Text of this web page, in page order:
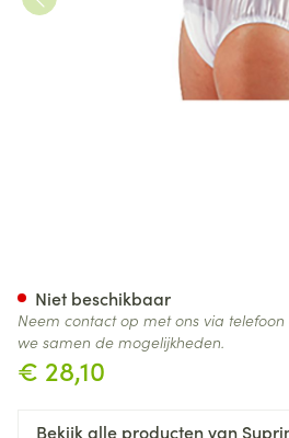
€ 28,10
Niet beschikbaar
Neem contact op met ons via
we samen de mogelijkheden.
Bekijk alle producten van